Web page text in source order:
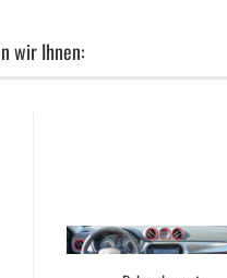
wir Ihnen: